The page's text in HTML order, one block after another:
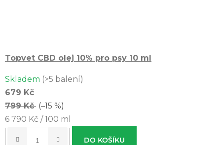
Topvet CBD olej 10% pro psy 10 ml
Skladem (>5 balení)
679 Kč
799 Kč (–15 %)
Měrná
6 790 Kč / 100 ml
DO KOŠÍKU